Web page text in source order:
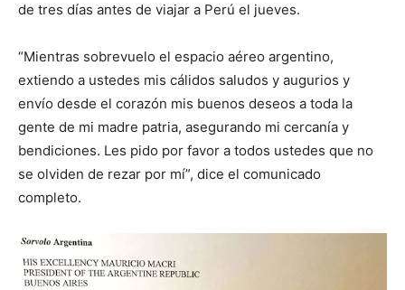
de tres días antes de viajar a Perú el jueves.
“Mientras sobrevuelo el espacio aéreo argentino,
extiendo a ustedes mis cálidos saludos y augurios y
envío desde el corazón mis buenos deseos a toda la
gente de mi madre patria, asegurando mi cercanía y
bendiciones. Les pido por favor a todos ustedes que no
se olviden de rezar por mí”, dice el comunicado
completo.